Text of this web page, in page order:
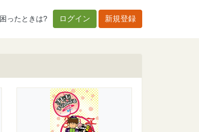
困ったときは? ログイン 新規登録